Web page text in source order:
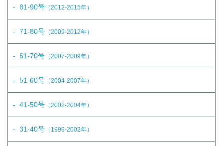
81-90号 （2012-2015年）
71-80号 （2009-2012年）
61-70号 （2007-2009年）
51-60号 （2004-2007年）
41-50号 （2002-2004年）
31-40号 （1999-2002年）